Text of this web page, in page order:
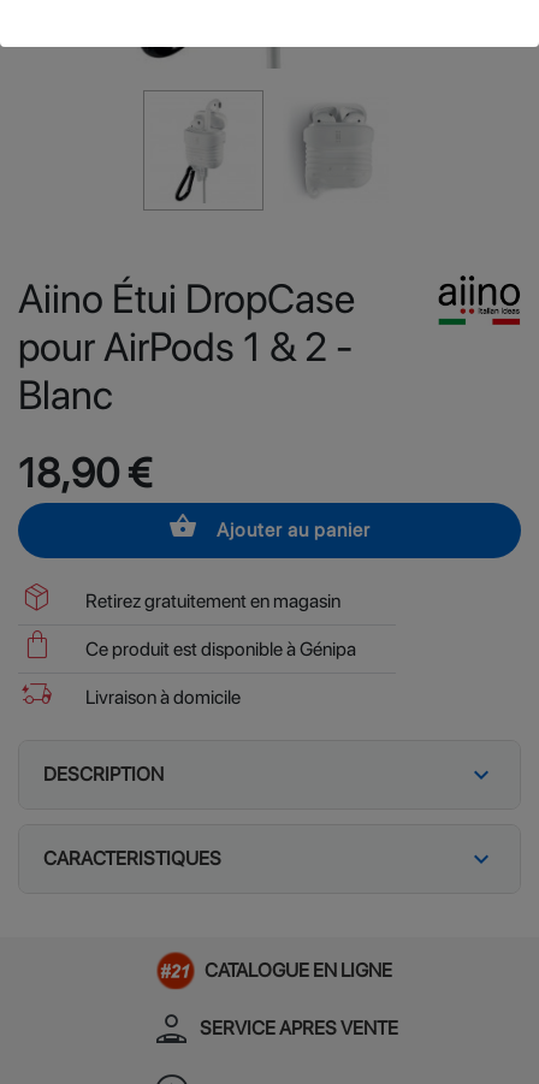
Aiino Étui DropCase
pour AirPods 1 & 2 -
Blanc
18,90 €
shopping_basket Ajouter au panier
package_2 Retirez gratuitement en magasin
shopping_bag Ce produit est disponible à Génipa
delivery_truck_bolt Livraison à domicile
DESCRIPTION expand_more
CARACTERISTIQUES expand_more
CATALOGUE EN LIGNE
person_apron SERVICE APRES VENTE